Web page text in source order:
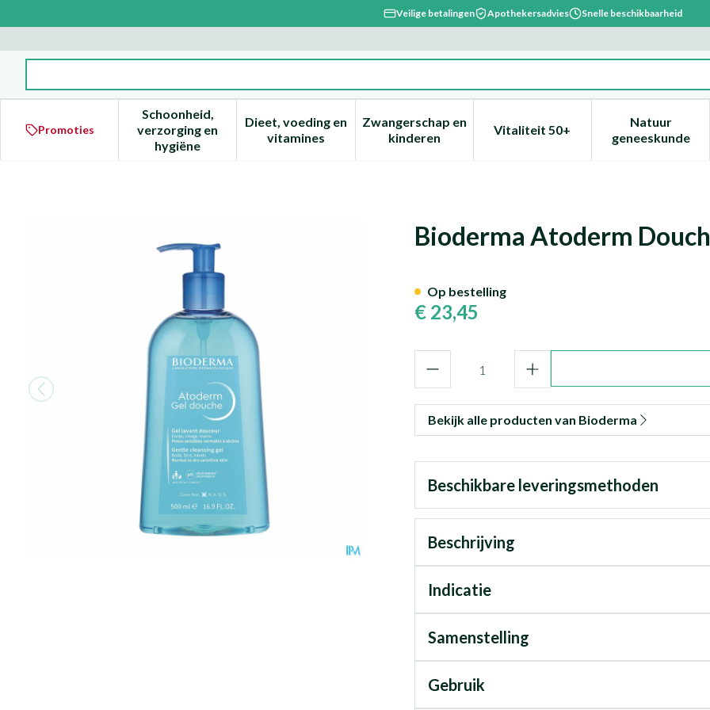
Veilige betalingen Apothekersadvies Snelle beschikbaarheid
Promoties
Schoonheid,
verzorging en
hygiëne
Toon submenu voor Schoonheid, verzorging en hygiëne categorie
Dieet, voeding en
vitaminesToon submenu voor Dieet, voeding en vitamines categorie
Zwangerschap en
kinderenToon submenu voor Zwangerschap en kinderen
Vitaliteit 50+Toon submenu voor Vitaliteit
Natuur
geneeskunde
Toon
Bioderma Atoderm Douchegel Pompfl 1lBioderma Atoderm
€ 23,45
Op bestelling
Bekijk alle producten van Bioderma
Beschikbare leveringsmethoden
Beschrijving
Indicatie
Samenstelling
Gebruik